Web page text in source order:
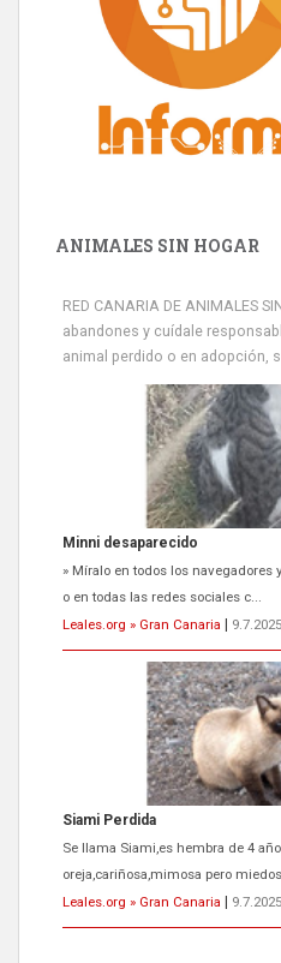
ANIMALES SIN HOGAR
RED CANARIA DE ANIMALES
abandones y cuídale
animal perdido o en adopción,
Minni desaparecido
» Míralo en todos los navegadores
o en todas las redes sociales c...
Leales.org » Gran Canaria
9.7.2025
Siami Perdida
Se llama Siami,es hembra de 4
oreja,cariñosa,mimosa pero
Leales.org » Gran Canaria
9.7.2025